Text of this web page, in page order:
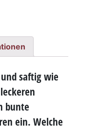
saftigwie
bunte
ein. Welche